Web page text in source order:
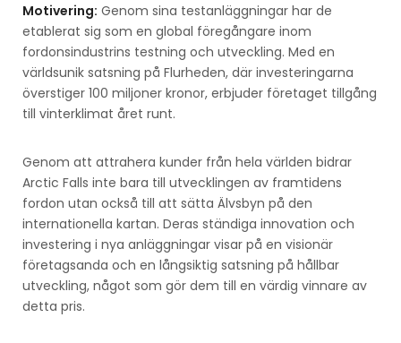
Motivering: Genom sina testanläggningar har de
etablerat sig som en global föregångare inom
fordonsindustrins testning och utveckling. Med en
världsunik satsning på Flurheden, där investeringarna
överstiger 100 miljoner kronor, erbjuder företaget tillgång
till vinterklimat året runt.
Genom att attrahera kunder från hela världen bidrar
Arctic Falls inte bara till utvecklingen av framtidens
fordon utan också till att sätta Älvsbyn på den
internationella kartan. Deras ständiga innovation och
investering i nya anläggningar visar på en visionär
företagsanda och en långsiktig satsning på hållbar
utveckling, något som gör dem till en värdig vinnare av
detta pris.